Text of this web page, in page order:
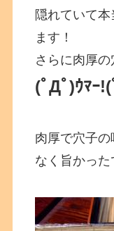
隠れていて
ます！
さらに肉厚の
(ﾟДﾟ)ｳﾏｰ!
肉厚で穴子
なく旨かった